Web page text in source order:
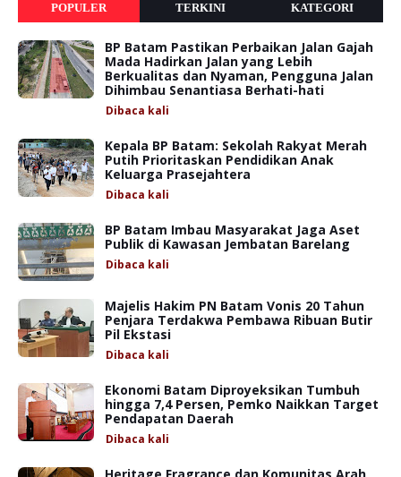
POPULER TERKINI KATEGORI
BP Batam Pastikan Perbaikan Jalan Gajah
Mada Hadirkan Jalan yang Lebih
Berkualitas dan Nyaman, Pengguna Jalan
Dihimbau Senantiasa Berhati-hati
Dibaca kali
Kepala BP Batam: Sekolah Rakyat Merah
Putih Prioritaskan Pendidikan Anak
Keluarga Prasejahtera
Dibaca kali
BP Batam Imbau Masyarakat Jaga Aset
Publik di Kawasan Jembatan Barelang
Dibaca kali
Majelis Hakim PN Batam Vonis 20 Tahun
Penjara Terdakwa Pembawa Ribuan Butir
Pil Ekstasi
Dibaca kali
Ekonomi Batam Diproyeksikan Tumbuh
hingga 7,4 Persen, Pemko Naikkan Target
Pendapatan Daerah
Dibaca kali